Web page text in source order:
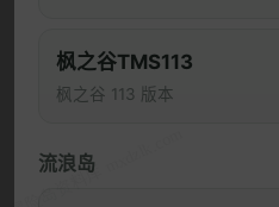
枫之谷TMS113
枫之谷 113 版本
流浪岛
8/4（二）Artale World 維護公告
《冒险岛》怀旧服开服首日服务